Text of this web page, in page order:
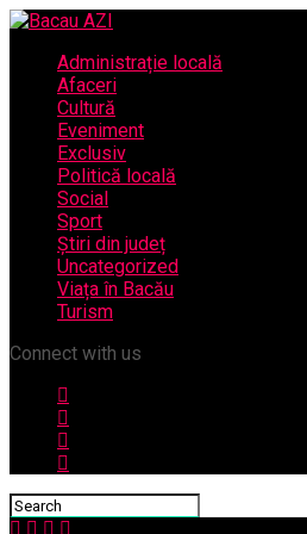
Administrație locală
Afaceri
Cultură
Eveniment
Exclusiv
Politică locală
Social
Sport
Știri din județ
Uncategorized
Viața în Bacău
Turism
Connect with us